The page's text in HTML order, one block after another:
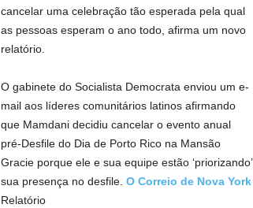
cancelar uma celebração tão esperada pela qual
as pessoas esperam o ano todo, afirma um novo
relatório.
O gabinete do Socialista Democrata enviou um e-
mail aos líderes comunitários latinos afirmando
que Mamdani decidiu cancelar o evento anual
pré-Desfile do Dia de Porto Rico na Mansão
Gracie porque ele e sua equipe estão ‘priorizando’
sua presença no desfile. O Correio de Nova York
Relatório